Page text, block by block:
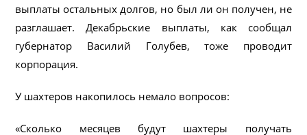
выплаты остальных долгов, но был ли он получен, не
разглашает. Декабрьские выплаты, как сообщал
губернатор Василий Голубев, тоже проводит
корпорация.
У шахтеров накопилось немало вопросов:
«Сколько месяцев будут шахтеры получать